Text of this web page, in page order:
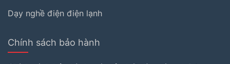
Dạy nghề điện điện lạnh
Chính sách bảo hành